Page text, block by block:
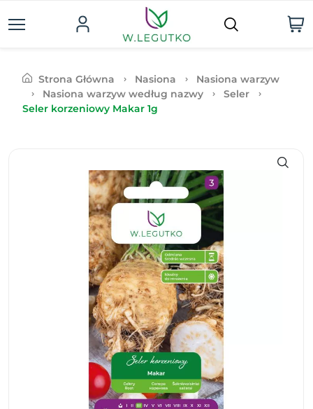
Strona Główna Nasiona
Nasiona warzyw
Nasiona warzyw według nazwy
Seler
Seler korzeniowy Makar 1g